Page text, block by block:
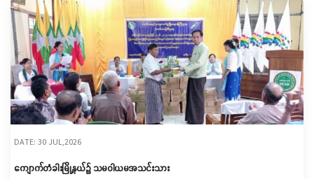
DATE: 30 JUL,2026
ကျောက်တံခါးမြို့နယ်၌ သမဝါယမအသင်းသား